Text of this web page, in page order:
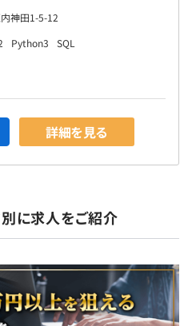
神田1-5-12
Python3
SQL
詳細を見る
に求人をご紹介